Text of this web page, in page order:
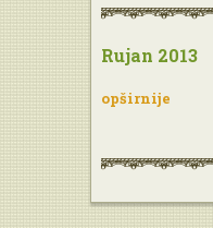
Rujan 2013
opširnije